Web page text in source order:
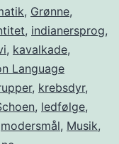
, Grønne,
, indianersprog,
, kavalkade,
Language
, krebsdyr,
, ledfølge,
modersmål, Musik,